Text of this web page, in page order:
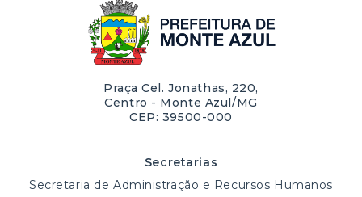
Praça Cel. Jonathas, 220,
Centro - Monte Azul/MG
CEP: 39500-000
Secretarias
Secretaria de Administração e Recursos Humanos